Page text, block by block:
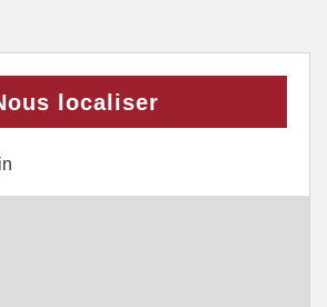
localiser